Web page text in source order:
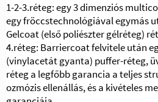
1-2-3.réteg: egy 3 dimenziós
egy fröccstechnológiával egymás
Gelcoat (első poliészter gélréteg)
4.réteg: Barriercoat felvitele után
(vinylacetát gyanta) puffer-réteg,
réteg a legfőbb garancia a teljes
ozmózis ellenállás, és a kivételes